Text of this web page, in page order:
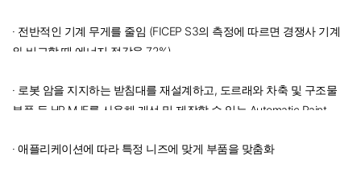
· 전반적인 기계 무게를 줄임 (FICEP S3의 측정에 따르면 경쟁사 기계
와 비교할 때 에너지 절감율 72%)
· 로봇 암을 지지하는 받침대를 재설계하고, 도르래와 차축 및 구조물
부품 등 HP MJF를 사용해 개선 및 제작할 수 있는 Automatic Paint
· 애플리케이션에 따라 특정 니즈에 맞게 부품을 맞춤화